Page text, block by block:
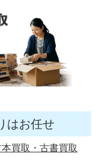
はお任せ
買取・古書買取